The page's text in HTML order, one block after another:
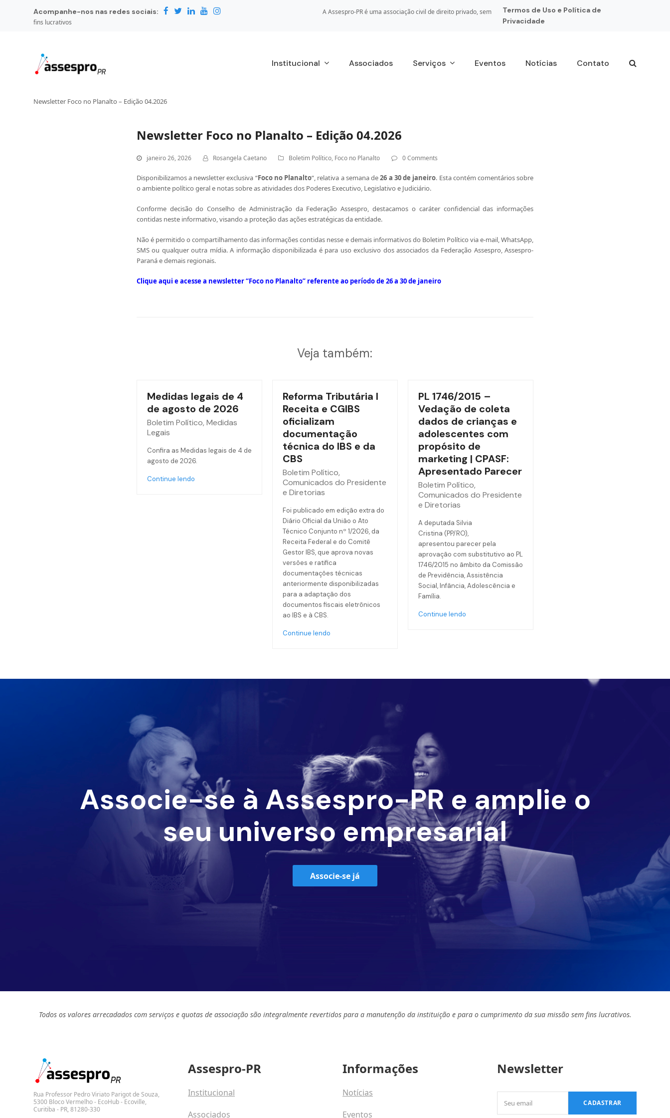
Acompanhe-nos nas redes sociais:
A Assespro-PR é uma associação civil de direito privado, sem
fins lucrativos
Termos de Uso e Política de
Privacidade
Institucional Associados Serviços Eventos Notícias Contato
Newsletter Foco no Planalto – Edição 04.2026
Newsletter Foco no Planalto – Edição 04.2026
janeiro 26, 2026 Rosangela Caetano Boletim Político, Foco no Planalto 0 Comments
Disponibilizamos a newsletter exclusiva “Foco no Planalto“, relativa a semana de26 a 30de janeiro. Esta contém comentários sobre
o ambiente político geral e notas sobre as atividades dos Poderes Executivo, Legislativo e Judiciário.
Conforme decisão do Conselho de Administração da Federação Assespro, destacamos o caráter confidencial das informações
contidas neste informativo, visando a proteção das ações estratégicas da entidade.
Não é permitido o compartilhamento das informações contidas nesse e demais informativos do Boletim Político via e-mail, WhatsApp,
SMS ou qualquer outra mídia. A informação disponibilizada é para uso exclusivo dos associados da Federação Assespro, Assespro-
Paraná e demais regionais.
Clique aqui e acesse a newsletter “Foco no Planalto” referente ao período de26 a 30de janeiro
Veja também:
Medidas legais de 4
de agosto de 2026
Boletim Político, Medidas
Legais
Confira as Medidas legais de 4 de
agosto de 2026.
Continue lendo
Reforma Tributária l
Receita e CGIBS
oficializam
documentação
técnica do IBS e da
CBS
Boletim Político,
Comunicados do Presidente
e Diretorias
Foi publicado em edição extra do
Diário Oficial da União o Ato
Técnico Conjunto nº 1/2026, da
Receita Federal e do Comitê
Gestor IBS, que aprova novas
versões e ratifica
documentações técnicas
anteriormente disponibilizadas
para a adaptação dos
documentos fiscais eletrônicos
ao IBS e à CBS.
Continue lendo
PL 1746/2015 –
Vedação de coleta
dados de crianças e
adolescentes com
propósito de
marketing | CPASF:
Apresentado Parecer
Boletim Político,
Comunicados do Presidente
e Diretorias
A deputada Silvia
Cristina (PP/RO),
apresentou parecer pela
aprovação com substitutivo ao PL
1746/2015 no âmbito da Comissão
de Previdência, Assistência
Social, Infância, Adolescência e
Família.
Continue lendo
Associe-se à Assespro-PR e amplie o
seu universo empresarial
Associe-se já
Todos os valores arrecadados com serviços e quotas de associação são integralmente revertidos para a manutenção da instituição e para o cumprimento da sua missão sem fins lucrativos.
Rua Professor Pedro Viriato Parigot de Souza,
5300 Bloco Vermelho - EcoHub - Ecoville,
Curitiba - PR, 81280-330
Assespro-PR
Institucional
Associados
Informações
Notícias
Eventos
Newsletter
email
CADASTRAR